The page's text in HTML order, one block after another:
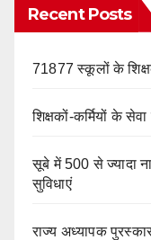
Recent Posts
71877 स्कूलों के
शिक्षकों-कर्मियों के
सूबे में 500 से ज्यादा
सुविधाएं
राज्य अध्यापक